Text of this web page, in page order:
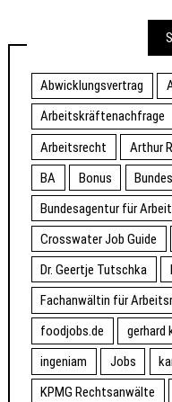
Abwicklungsvertrag
Arbeitskräftenachfrage
Arbeitsrecht
Arthur
BA
Bonus
Bundesagentur für Arbeit
Crosswater Job Guide
Dr. Geertje Tutschka
Fachanwältin für
foodjobs.de
gerhard
ingeniam
Jobs
KPMG Rechtsanwälte